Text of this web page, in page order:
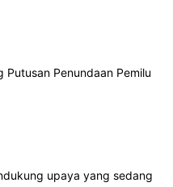
Putusan Penundaan Pemilu
upaya yang sedang